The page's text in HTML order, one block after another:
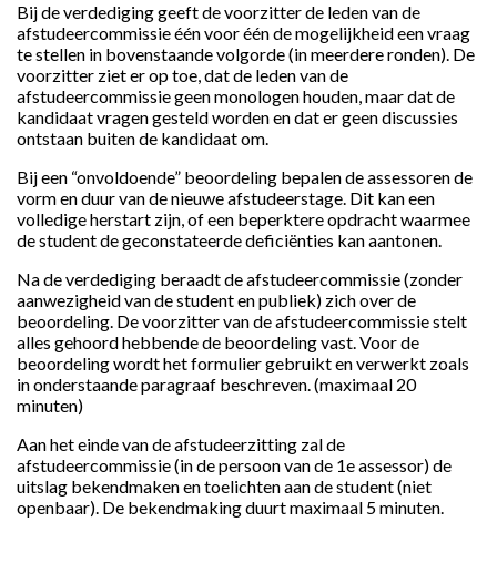
Bij de verdediging geeft de voorzitter de leden van de
afstudeercommissie één voor één de mogelijkheid een vraag
te stellen in bovenstaande volgorde (in meerdere ronden). De
voorzitter ziet er op toe, dat de leden van de
afstudeercommissie geen monologen houden, maar dat de
kandidaat vragen gesteld worden en dat er geen discussies
ontstaan buiten de kandidaat om.
Bij een “onvoldoende” beoordeling bepalen de assessoren de
vorm en duur van de nieuwe afstudeerstage. Dit kan een
volledige herstart zijn, of een beperktere opdracht waarmee
de student de geconstateerde deficiënties kan aantonen.
Na de verdediging beraadt de afstudeercommissie (zonder
aanwezigheid van de student en publiek) zich over de
beoordeling. De voorzitter van de afstudeercommissie stelt
alles gehoord hebbende de beoordeling vast. Voor de
beoordeling wordt het formulier gebruikt en verwerkt zoals
in onderstaande paragraaf beschreven. (maximaal 20
minuten)
Aan het einde van de afstudeerzitting zal de
afstudeercommissie (in de persoon van de 1e assessor) de
uitslag bekendmaken en toelichten aan de student (niet
openbaar). De bekendmaking duurt maximaal 5 minuten.